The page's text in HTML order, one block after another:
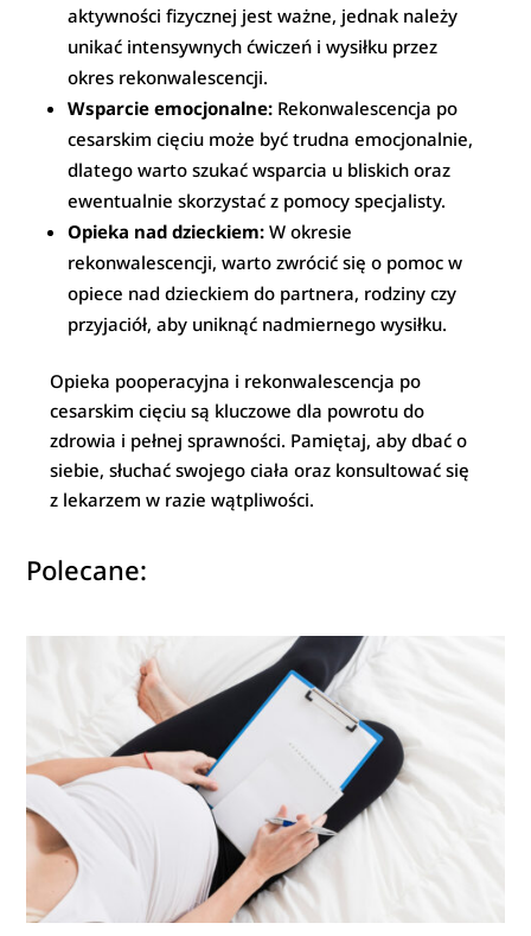
aktywności fizycznej jest ważne, jednak należy
unikać intensywnych ćwiczeń i wysiłku przez
okres rekonwalescencji.
Wsparcie emocjonalne: Rekonwalescencja po
cesarskim cięciu może być trudna emocjonalnie,
dlatego warto szukać wsparcia u bliskich oraz
ewentualnie skorzystać z pomocy specjalisty.
Opieka nad dzieckiem: W okresie
rekonwalescencji, warto zwrócić się o pomoc w
opiece nad dzieckiem do partnera, rodziny czy
przyjaciół, aby uniknąć nadmiernego wysiłku.
Opieka pooperacyjna i rekonwalescencja po
cesarskim cięciu są kluczowe dla powrotu do
zdrowia i pełnej sprawności. Pamiętaj, aby dbać o
siebie, słuchać swojego ciała oraz konsultować się
z lekarzem w razie wątpliwości.
Polecane: